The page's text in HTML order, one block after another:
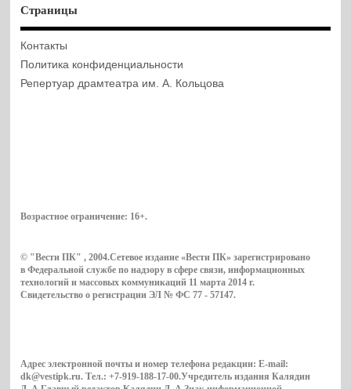
Страницы
Контакты
Политика конфиденциальности
Репертуар драмтеатра им. А. Кольцова
Возрастное ограничение: 16+.
© "Вести ПК" , 2004.Сетевое издание «Вести ПК» зарегистрировано
в Федеральной службе по надзору в сфере связи, информационных
технологий и массовых коммуникаций 11 марта 2014 г.
Свидетельство о регистрации ЭЛ № ФС 77 - 57147.
Адрес электронной почты и номер телефона редакции: E-mail:
dk@vestipk.ru. Тел.: +7-919-188-17-00.Учредитель издания Калядин